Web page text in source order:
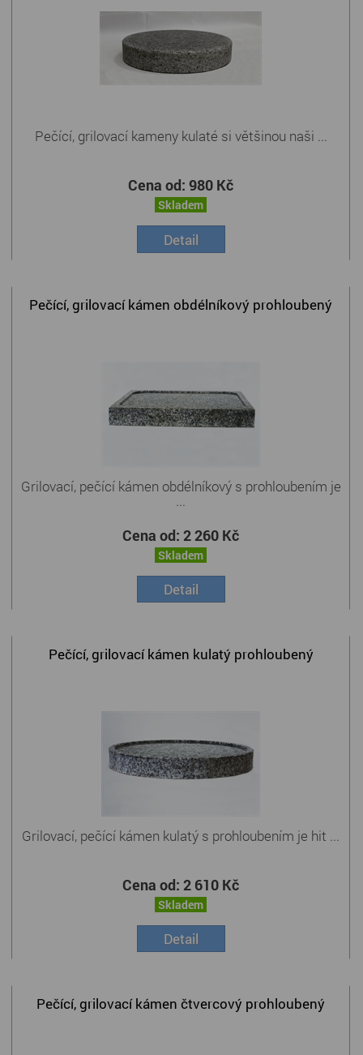
Pečící, grilovací kameny kulaté si většinou naši ...
Cena od: 980 Kč
Skladem
Detail
Pečící, grilovací kámen obdélníkový prohloubený
Grilovací, pečící kámen obdélníkový s prohloubením je
...
Cena od: 2 260 Kč
Skladem
Detail
Pečící, grilovací kámen kulatý prohloubený
Grilovací, pečící kámen kulatý s prohloubením je hit ...
Cena od: 2 610 Kč
Skladem
Detail
Pečící, grilovací kámen čtvercový prohloubený